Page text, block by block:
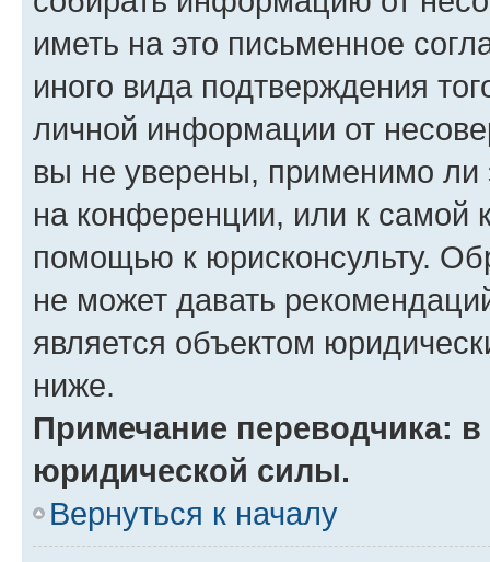
иметь на это письменное
иного вида подтверждения
личной информации от
вы не уверены, применимо ли
на конференции, или к самой
помощью к юрисконсульту.
не может давать
является объектом
ниже.
Примечание переводчика:
юридической силы.
Вернуться к началу